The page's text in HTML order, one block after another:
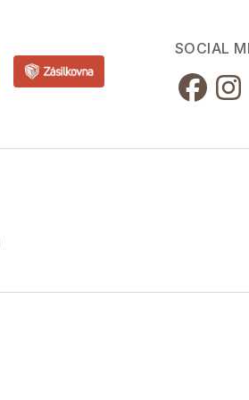
SOCIAL